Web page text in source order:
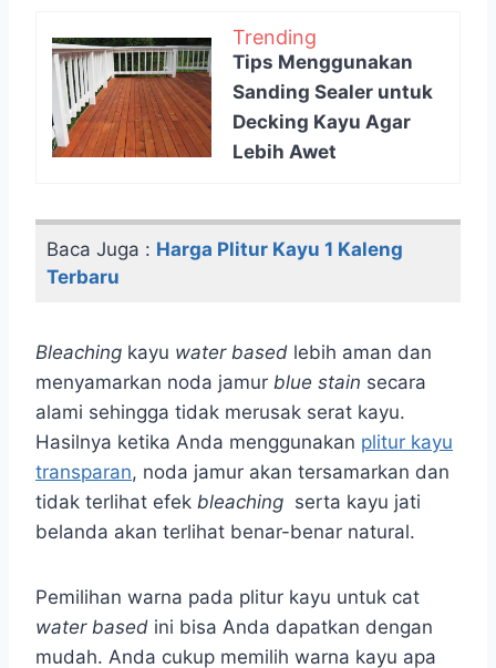
Trending
Tips Menggunakan
Sanding Sealer untuk
Decking Kayu Agar
Lebih Awet
Baca Juga : Harga Plitur Kayu 1 Kaleng
Terbaru
Bleaching kayu water based lebih aman dan
menyamarkan noda jamur blue stain secara
alami sehingga tidak merusak serat kayu.
Hasilnya ketika Anda menggunakan plitur kayu
transparan, noda jamur akan tersamarkan dan
tidak terlihat efek bleaching serta kayu jati
belanda akan terlihat benar-benar natural.
Pemilihan warna pada plitur kayu untuk cat
water based ini bisa Anda dapatkan dengan
mudah. Anda cukup memilih warna kayu apa